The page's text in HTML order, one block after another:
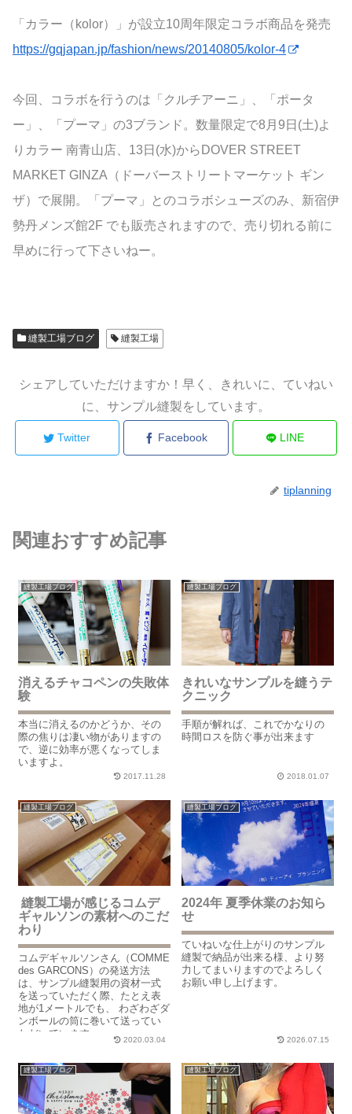
「カラー（kolor）」が設立10周年限定コラボ商品を発売
https://gqjapan.jp/fashion/news/20140805/kolor-4
今回、コラボを行うのは「クルチアーニ」、「ポータ
ー」、「プーマ」の3ブランド。数量限定で8月9日(土)よ
りカラー 南青山店、13日(水)からDOVER STREET
MARKET GINZA（ドーバーストリートマーケット ギン
ザ）で展開。「プーマ」とのコラボシューズのみ、新宿伊
勢丹メンズ館2F でも販売されますので、売り切れる前に
早めに行って下さいねー。
縫製工場ブログ 縫製工場
シェアしていただけますか！早く、きれいに、ていねい
に、サンプル縫製をしています。
Twitter Facebook LINE
tiplanning
関連おすすめ記事
縫製工場ブログ
消えるチャコペンの失敗体
験
本当に消えるのかどうか、その
際の焦りは凄い物がありますの
で、逆に効率が悪くなってしま
いますよ。
2017.11.28
縫製工場ブログ
きれいなサンプルを縫うテ
クニック
手順が解れば、これでかなりの
時間ロスを防ぐ事が出来ます
2018.01.07
縫製工場ブログ
縫製工場が感じるコムデ
ギャルソンの素材へのこだ
わり
コムデギャルソンさん（COMME
des GARCONS）の発送方法
は、サンプル縫製用の資材一式
を送っていただく際、たとえ表
地が1メートルでも、 わざわざダ
ンボールの筒に巻いて送ってい
ただいています。
2020.03.04
縫製工場ブログ
2024年 夏季休業のお知ら
せ
ていねいな仕上がりのサンプル
縫製で納品が出来る様、より努
力してまいりますのでよろしく
お願い申し上げます。
2026.07.15
縫製工場ブログ 縫製工場ブログ